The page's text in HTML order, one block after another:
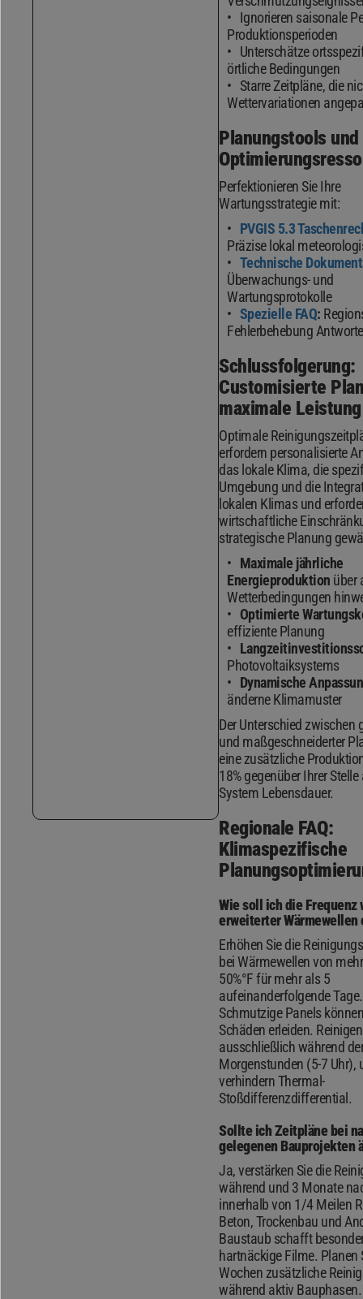
Ignorieren saisonale
Produktionsperioden
Unterschätze
örtliche Bedingungen
Starre Zeitpläne, die
Wettervariationen
Planungstools und
Perfektionieren Sie Ihre
Wartungsstrategie mit:
PVGIS 5.3
Präzise lokal
Technische
Überwachungs- und
Wartungsprotokolle
Spezielle FAQ:
Fehlerbehebung
Schlussfolgerung:
Customisierte
maximale Leistung
Optimale
erfordern personalisierte
das lokale Klima, die
Umgebung und die
lokalen Klimas und
wirtschaftliche
strategische Planung
Maximale jährliche
Energieproduktion über
Wetterbedingungen
Optimierte
effiziente Planung
Photovoltaiksystems
Dynamische
änderne Klimamuster
Der Unterschied zwischen
und maßgeschneiderter
eine zusätzliche
18% gegenüber Ihrer
System Lebensdauer.
Regionale FAQ:
Klimaspezifische
Wie soll ich die Frequenz
erweiterter Wärmewellen
Erhöhen Sie die
bei Wärmewellen von
50%°F für mehr als 5
aufeinanderfolgende
Schmutzige Panels
Schäden erleiden. Reinigen
ausschließlich während
Morgenstunden (5-7 Uhr),
verhindern Thermal-
Stoßdifferenzdifferential.
Sollte ich Zeitpläne bei
gelegenen Bauprojekten
Ja, verstärken Sie die
während und 3 Monate
innerhalb von 1/4 Meilen
Beton, Trockenbau und
Baustaub schafft
hartnäckige Filme. Planen
Wochen zusätzliche
während aktiv Bauphasen.